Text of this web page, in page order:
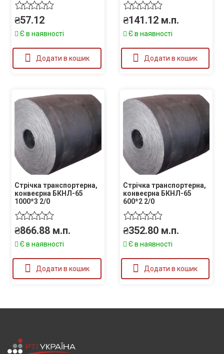
₴57.12
Є в наявності
Додати в кошик
₴141.12 м.п.
Є в наявності
Додати в кошик
Стрічка транспортерна,
конвеєрна БКНЛ-65
1000*3 2/0
₴866.88 м.п.
Є в наявності
Додати в кошик
Стрічка транспортерна,
конвеєрна БКНЛ-65
600*2 2/0
₴352.80 м.п.
Є в наявності
Додати в кошик